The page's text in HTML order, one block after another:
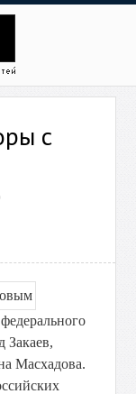
с
Закаев,
Масхадова.